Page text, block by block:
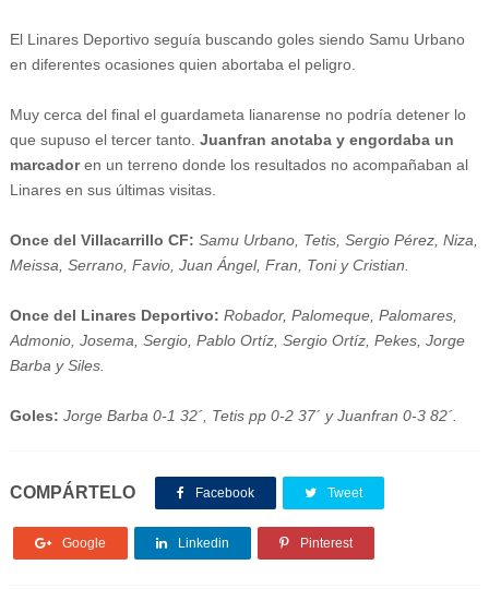
El Linares Deportivo seguía buscando goles siendo Samu Urbano
en diferentes ocasiones quien abortaba el peligro.
Muy cerca del final el guardameta lianarense no podría detener lo
que supuso el tercer tanto. Juanfran anotaba y engordaba un
marcadoren un terreno donde los resultados no acompañaban al
Linares en sus últimas visitas.
Once del Villacarrillo CF: Samu Urbano, Tetis, Sergio Pérez, Niza,
Meissa, Serrano, Favio, Juan Ángel, Fran, Toni y Cristian.
Once del Linares Deportivo: Robador, Palomeque, Palomares,
Admonio, Josema, Sergio, Pablo Ortíz, Sergio Ortíz, Pekes, Jorge
Barba y Siles.
Goles: Jorge Barba 0-1 32´, Tetis pp 0-2 37´ y Juanfran 0-3 82´.
COMPÁRTELO Facebook Tweet
Google Linkedin Pinterest